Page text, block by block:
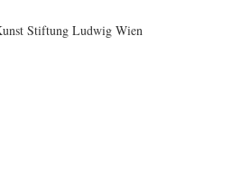
Stiftung Ludwig Wien